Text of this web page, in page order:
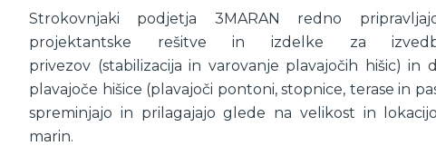
Strokovnjaki podjetja 3MARAN redno
projektantske rešitve in izdelke za
privezov (stabilizacija in varovanje plavajočih hišic) in
plavajoče hišice (plavajoči pontoni, stopnice, terase in
spreminjajo in prilagajajo glede na velikost in
marin.